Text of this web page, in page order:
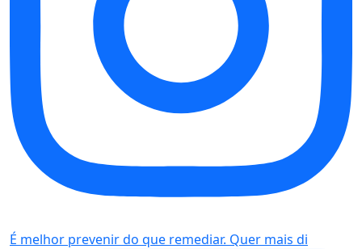
É melhor prevenir do que remediar. Quer mais di